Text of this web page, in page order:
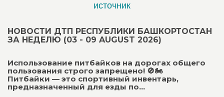
источник
НОВОСТИ ДТП РЕСПУБЛИКИ БАШКОРТОСТАН
ЗА НЕДЕЛЮ (03 - 09 AUGUST 2026)
Использование питбайков на дорогах общего
пользования строго запрещено! 🚫🏍️
Питбайки — это спортивный инвентарь,
предназначенный для езды по...